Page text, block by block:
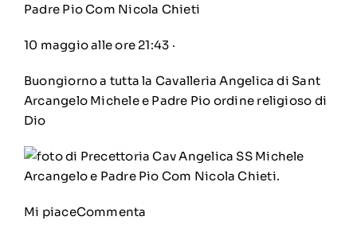
Padre Pio Com Nicola Chieti
10 maggio alle ore 21:43 ·
Buongiorno a tutta la Cavalleria Angelica di Sant
Arcangelo Michele e Padre Pio ordine religioso di
Dio
Mi piaceCommenta